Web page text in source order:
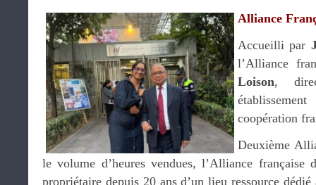
Alliance
Accueilli par
l’Alliance
Loison,
coopération
Deuxième
le volume d’heures vendues, l’Alliance française
propriétaire depuis 20 ans d’un lieu ressource